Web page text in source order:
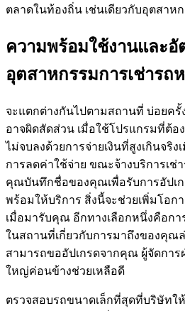
ตลาดในท้องถิ่น เช่นเดียวกับอุตสาห
ความพร้อมใช้งานและอั
อุตสาหกรรมการเช่ารถ
จะแตกต่างกันไปตามสถานที่ บ่อยครั้
อาจผิดสัดส่วน เมื่อใช้โปรแกรมที่ต้อ
ไม่จบลงด้วยการจ่ายเงินที่สูงเกินจริ
การลดค่าใช้จ่าย ขณะจ้างบริการเช่
คุณบันทึกชื่อของคุณเพื่อรับการอัปเ
พร้อมให้บริการ สิ่งนี้จะช่วยเพิ่มโอก
เมื่อมารับคุณ อีกทางเลือกหนึ่งคือกา
ในสถานที่เกี่ยวกับการมาถึงของคุณล่
สามารถขออัปเกรดจากคุณ ผู้จัดการ
ใหญ่ค่อนข้างช่วยเหลือดี
ตรวจสอบรถขนาดเล็กที่สุดที่บริษัทให้